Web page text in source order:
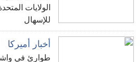
الولايات
للإسهال
أخبار أميركا
طوارئ في